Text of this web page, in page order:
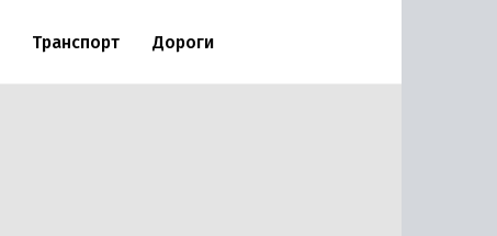
Транспорт Дороги